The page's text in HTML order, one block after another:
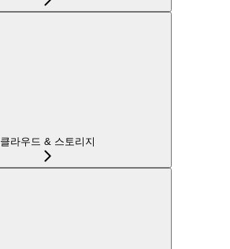
클라우드 & 스토리지